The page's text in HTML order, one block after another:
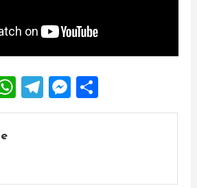
WhatsApp
Telegram
Messenger
Share